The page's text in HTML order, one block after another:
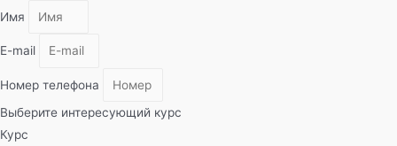
Имя
E-mail
Номер телефона
Выберите интересующий курс
Курс